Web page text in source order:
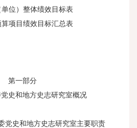
位）整体绩效目标表
项目绩效目标汇总表
第一部分
史和地方史志研究室概况
党史和地方史志研究室主要职责